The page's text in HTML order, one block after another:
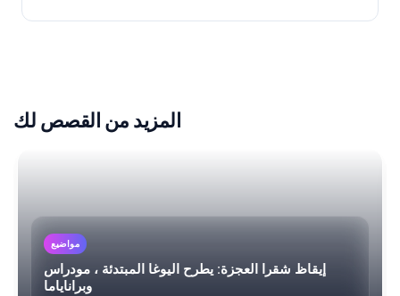
المزيد من القصص لك
مواضيع
إيقاظ شقرا العجزة: يطرح اليوغا المبتدئة ، مودراس
وبراناياما